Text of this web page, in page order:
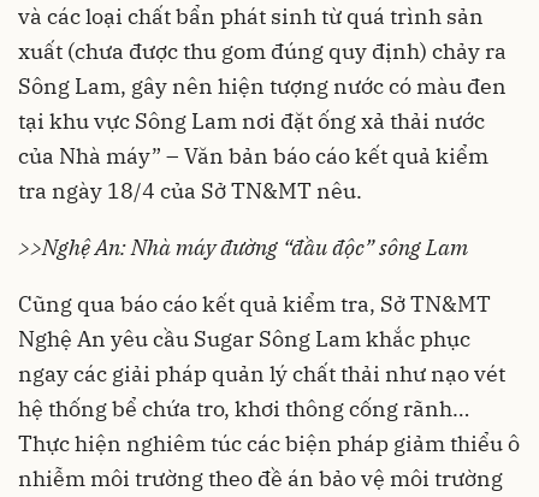
và các loại chất bẩn phát sinh từ quá trình sản
xuất (chưa được thu gom đúng quy định) chảy ra
Sông Lam, gây nên hiện tượng nước có màu đen
tại khu vực Sông Lam nơi đặt ống xả thải nước
của Nhà máy” – Văn bản báo cáo kết quả kiểm
tra ngày 18/4 của Sở TN&MT nêu.
>>Nghệ An: Nhà máy đường “đầu độc” sông Lam
Cũng qua báo cáo kết quả kiểm tra, Sở TN&MT
Nghệ An yêu cầu Sugar Sông Lam khắc phục
ngay các giải pháp quản lý chất thải như nạo vét
hệ thống bể chứa tro, khơi thông cống rãnh…
Thực hiện nghiêm túc các biện pháp giảm thiểu ô
nhiễm môi trường theo đề án bảo vệ môi trường